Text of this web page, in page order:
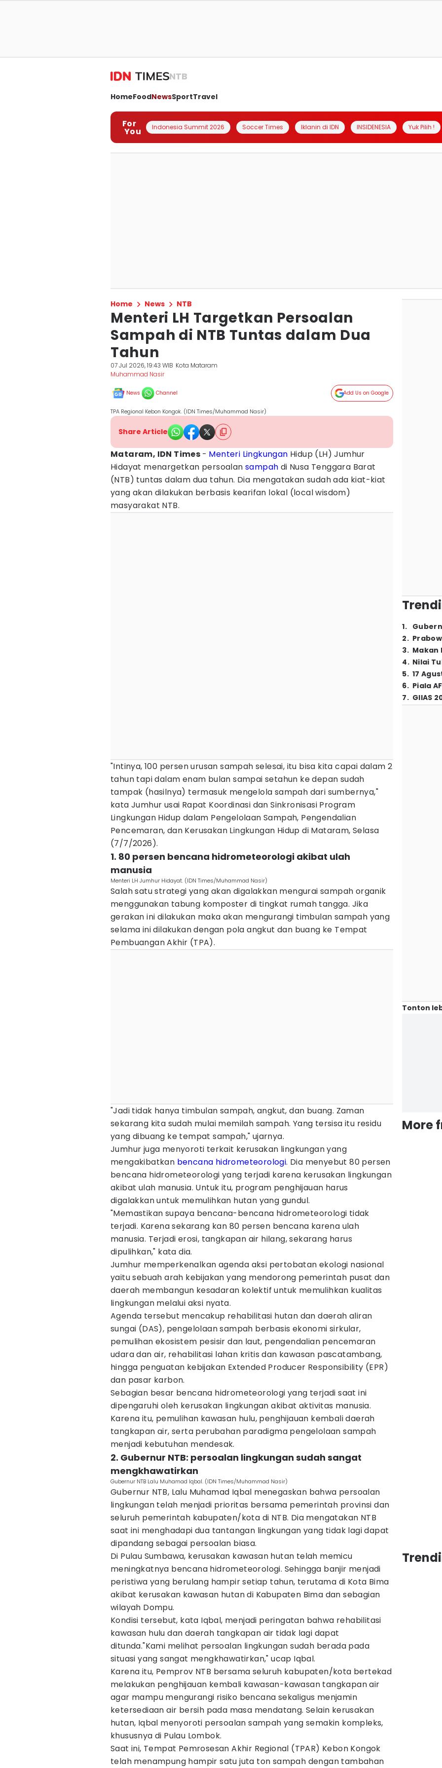
NTB
HomeFoodNewsSportTravel
For
You Indonesia Summit 2026 Soccer Times Iklanin di IDN INSIDENESIA Yuk Pilih !
Home News NTB
Menteri LH Targetkan Persoalan
Sampah di NTB Tuntas dalam Dua
Tahun
07 Jul 2026, 19:43 WIB Kota Mataram
Muhammad Nasir
News Channel Add Us on Google
TPA Regional Kebon Kongok. (IDN Times/Muhammad Nasir)
Share Article
Mataram, IDN Times - Menteri Lingkungan Hidup (LH) Jumhur
Hidayat menargetkan persoalan sampah di Nusa Tenggara Barat
(NTB) tuntas dalam dua tahun. Dia mengatakan sudah ada kiat-kiat
yang akan dilakukan berbasis kearifan lokal (local wisdom)
masyarakat NTB.
"Intinya, 100 persen urusan sampah selesai, itu bisa kita capai dalam 2
tahun tapi dalam enam bulan sampai setahun ke depan sudah
tampak (hasilnya) termasuk mengelola sampah dari sumbernya,"
kata Jumhur usai Rapat Koordinasi dan Sinkronisasi Program
Lingkungan Hidup dalam Pengelolaan Sampah, Pengendalian
Pencemaran, dan Kerusakan Lingkungan Hidup di Mataram, Selasa
(7/7/2026).
1. 80 persen bencana hidrometeorologi akibat ulah
manusia
Menteri LH Jumhur Hidayat. (IDN Times/Muhammad Nasir)
Salah satu strategi yang akan digalakkan mengurai sampah organik
menggunakan tabung komposter di tingkat rumah tangga. Jika
gerakan ini dilakukan maka akan mengurangi timbulan sampah yang
selama ini dilakukan dengan pola angkut dan buang ke Tempat
Pembuangan Akhir (TPA).
"Jadi tidak hanya timbulan sampah, angkut, dan buang. Zaman
sekarang kita sudah mulai memilah sampah. Yang tersisa itu residu
yang dibuang ke tempat sampah," ujarnya.
Jumhur juga menyoroti terkait kerusakan lingkungan yang
mengakibatkan bencana hidrometeorologi. Dia menyebut 80 persen
bencana hidrometeorologi yang terjadi karena kerusakan lingkungan
akibat ulah manusia. Untuk itu, program penghijauan harus
digalakkan untuk memulihkan hutan yang gundul.
"Memastikan supaya bencana-bencana hidrometeorologi tidak
terjadi. Karena sekarang kan 80 persen bencana karena ulah
manusia. Terjadi erosi, tangkapan air hilang, sekarang harus
dipulihkan," kata dia.
Jumhur memperkenalkan agenda aksi pertobatan ekologi nasional
yaitu sebuah arah kebijakan yang mendorong pemerintah pusat dan
daerah membangun kesadaran kolektif untuk memulihkan kualitas
lingkungan melalui aksi nyata.
Agenda tersebut mencakup rehabilitasi hutan dan daerah aliran
sungai (DAS), pengelolaan sampah berbasis ekonomi sirkular,
pemulihan ekosistem pesisir dan laut, pengendalian pencemaran
udara dan air, rehabilitasi lahan kritis dan kawasan pascatambang,
hingga penguatan kebijakan Extended Producer Responsibility (EPR)
dan pasar karbon.
Sebagian besar bencana hidrometeorologi yang terjadi saat ini
dipengaruhi oleh kerusakan lingkungan akibat aktivitas manusia.
Karena itu, pemulihan kawasan hulu, penghijauan kembali daerah
tangkapan air, serta perubahan paradigma pengelolaan sampah
menjadi kebutuhan mendesak.
2. Gubernur NTB: persoalan lingkungan sudah sangat
mengkhawatirkan
Gubernur NTB Lalu Muhamad Iqbal. (IDN Times/Muhammad Nasir)
Gubernur NTB, Lalu Muhamad Iqbal menegaskan bahwa persoalan
lingkungan telah menjadi prioritas bersama pemerintah provinsi dan
seluruh pemerintah kabupaten/kota di NTB. Dia mengatakan NTB
saat ini menghadapi dua tantangan lingkungan yang tidak lagi dapat
dipandang sebagai persoalan biasa.
Di Pulau Sumbawa, kerusakan kawasan hutan telah memicu
meningkatnya bencana hidrometeorologi. Sehingga banjir menjadi
peristiwa yang berulang hampir setiap tahun, terutama di Kota Bima
akibat kerusakan kawasan hutan di Kabupaten Bima dan sebagian
wilayah Dompu.
Kondisi tersebut, kata Iqbal, menjadi peringatan bahwa rehabilitasi
kawasan hulu dan daerah tangkapan air tidak lagi dapat
ditunda."Kami melihat persoalan lingkungan sudah berada pada
situasi yang sangat mengkhawatirkan," ucap Iqbal.
Karena itu, Pemprov NTB bersama seluruh kabupaten/kota bertekad
melakukan penghijauan kembali kawasan-kawasan tangkapan air
agar mampu mengurangi risiko bencana sekaligus menjamin
ketersediaan air bersih pada masa mendatang. Selain kerusakan
hutan, Iqbal menyoroti persoalan sampah yang semakin kompleks,
khususnya di Pulau Lombok.
Saat ini, Tempat Pemrosesan Akhir Regional (TPAR) Kebon Kongok
telah menampung hampir satu juta ton sampah dengan tambahan
1.
2.
3. Makan
4. Nilai
5. 17
6. Piala
7. GIIAS
Tonton
More